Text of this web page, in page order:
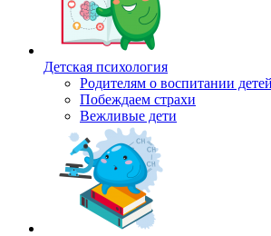
Детская психология
Родителям о воспитании детей
Побеждаем страхи
Вежливые дети